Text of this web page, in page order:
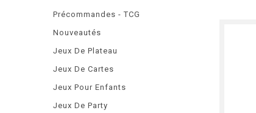
Précommandes - TCG
Nouveautés
Jeux De Plateau
Jeux De Cartes
Jeux Pour Enfants
Jeux De Party